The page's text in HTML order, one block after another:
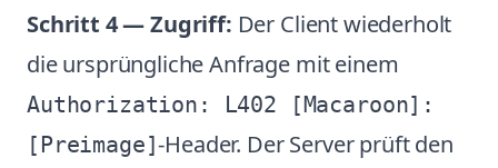
Schritt 4 — Zugriff: Der Client wiederholt
die ursprüngliche Anfrage mit einem
Authorization: L402 [Macaroon]:
[Preimage]-Header. Der Server prüft den